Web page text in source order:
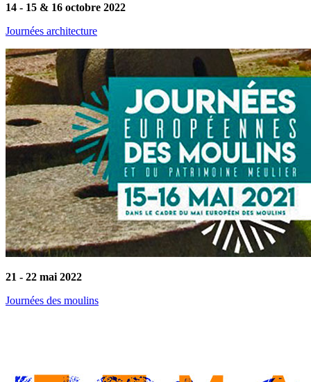
14 - 15 & 16 octobre 2022
Journées architecture
21 - 22 mai 2022
Journées des moulins